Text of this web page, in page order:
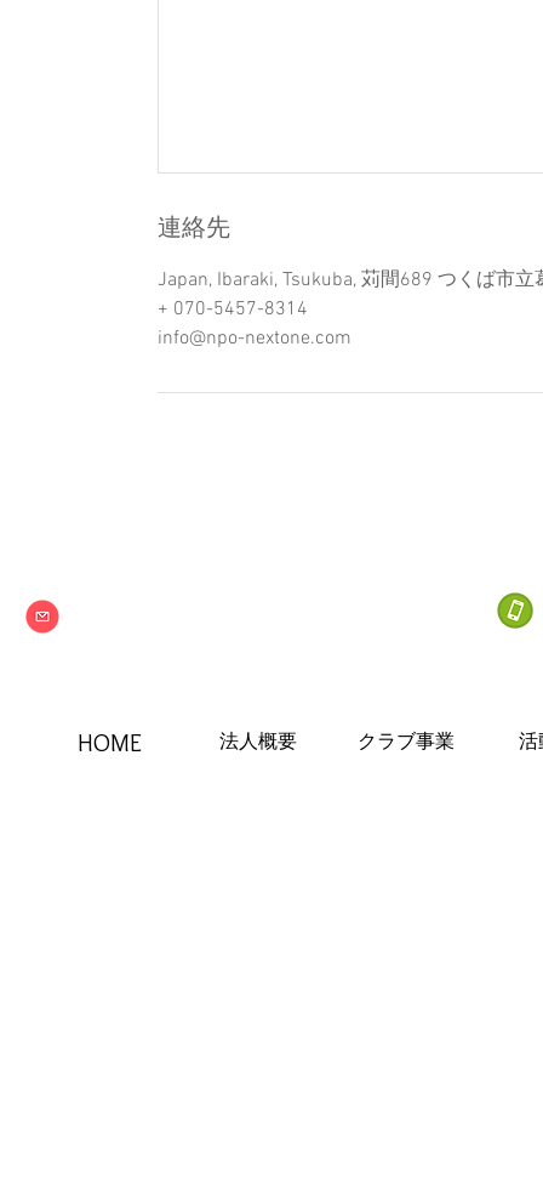
連絡先
Japan, Ibaraki, Tsukuba, 苅間689 つくば市
+ 070-5457-8314
info@npo-nextone.com
HOME 法人概要 クラブ事業 活